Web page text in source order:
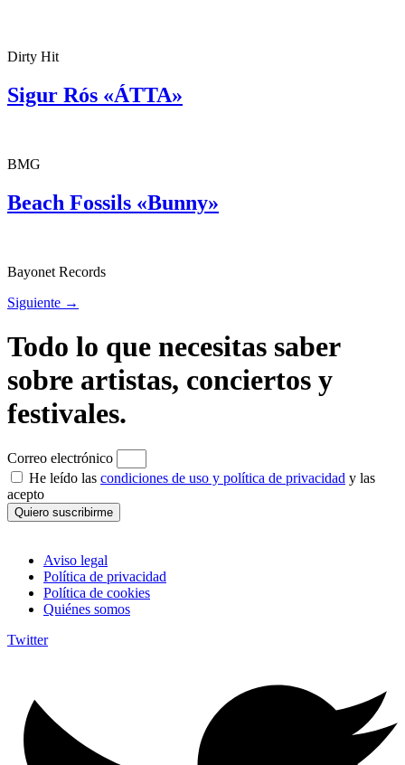
Dirty Hit
Sigur Rós «ÁTTA»
BMG
Beach Fossils «Bunny»
Bayonet Records
Siguiente →
Todo lo que necesitas saber
sobre artistas, conciertos y
festivales.
Correo electrónico
He leído las condiciones de uso y política de privacidad y las
acepto
Quiero suscribirme
Aviso legal
Política de privacidad
Política de cookies
Quiénes somos
Twitter